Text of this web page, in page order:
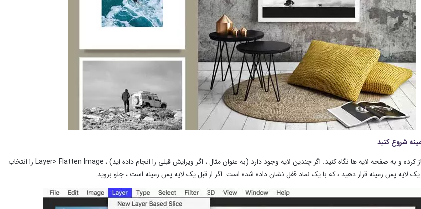
عکس را در فتوشاپ باز کرده و به صفحه لایه ها نگاه کنید. اگر چندین لایه وجود دارد (به عنوان مثال ، اگر ویرایش قبلی را انجام داده اید) ، Layer> Flatten Image را انتخاب
یک لایه پس زمینه قرار دهید ، که با یک نماد قفل نشان داده شده است. اگر از قبل یک لایه پس زمینه است ، جلو بروید.